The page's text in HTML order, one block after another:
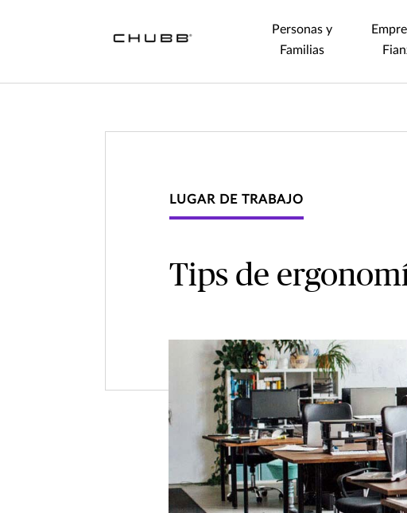
Personas y
Familias
LUGAR DE TRABAJO
Tips de